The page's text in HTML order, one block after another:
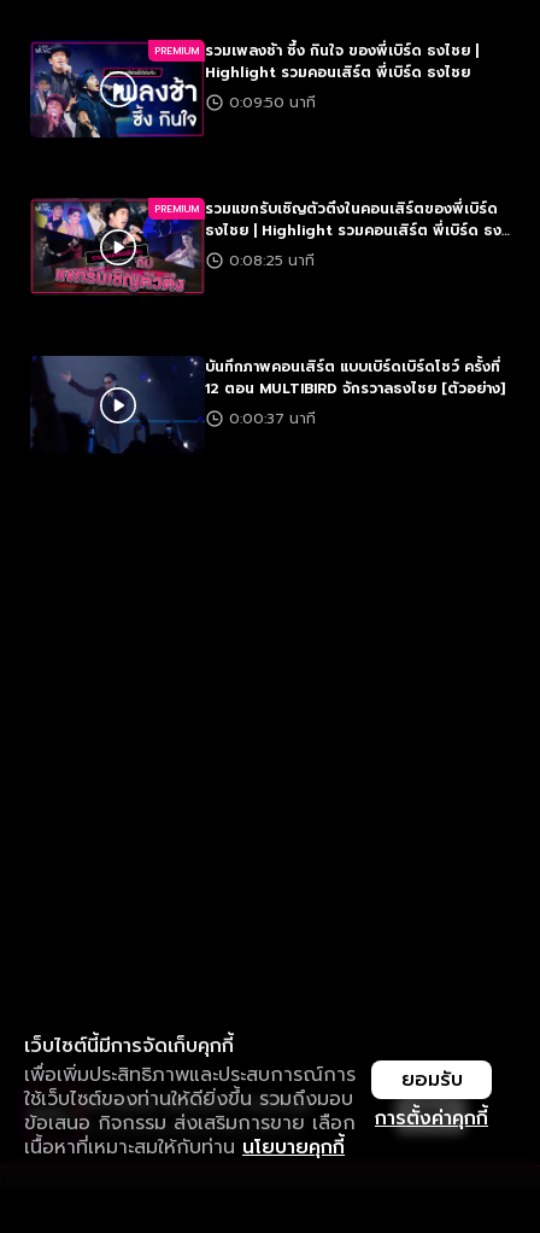
PREMIUM รวมเพลงช้า ซึ้ง กินใจ ของพี่เบิร์ด ธงไชย |
Highlight รวมคอนเสิร์ต พี่เบิร์ด ธงไชย
0:09:50 นาที
PREMIUM รวมแขกรับเชิญตัวตึงในคอนเสิร์ตของพี่เบิร์ด
ธงไชย | Highlight รวมคอนเสิร์ต พี่เบิร์ด ธง
ไชย 0:08:25 นาที
บันทึกภาพคอนเสิร์ต แบบเบิร์ดเบิร์ดโชว์ ครั้งที่
12 ตอน MULTIBIRD จักรวาลธงไชย [ตัวอย่าง]
0:00:37 นาที
เว็บไซต์นี้มีการจัดเก็บคุกกี้
เพื่อเพิ่มประสิทธิภาพและประสบการณ์การ
ใช้เว็บไซต์ของท่านให้ดียิ่งขึ้น รวมถึงมอบ
ข้อเสนอ กิจกรรม ส่งเสริมการขาย เลือก
เนื้อหาที่เหมาะสมให้กับท่าน นโยบายคุกกี้
การตั้งค่าคุกกี้
ยอมรับ
ใช้งานแอป ลื่นไหลกว่า ไม่มีสะดุด
ดาวน์โหลดแอปเพื่อการรับชมที่ดีกว่า เปิด